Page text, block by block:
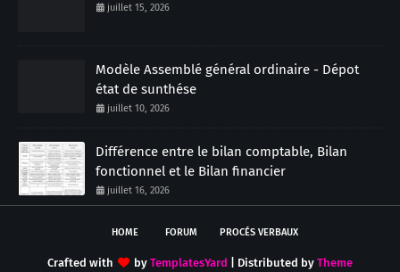
juillet 15, 2026
Modèle Assemblé général ordinaire - Dépot
état de sunthése
juillet 10, 2026
Différence entre le bilan comptable, Bilan
fonctionnel et le Bilan financier
juillet 16, 2026
HOME FORUM PROCÉS VERBAUX
Crafted with by TemplatesYard | Distributed by Theme